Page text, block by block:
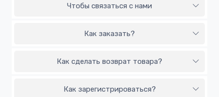
Чтобы связаться с нами
Как заказать?
Как сделать возврат товара?
Как зарегистрироваться?